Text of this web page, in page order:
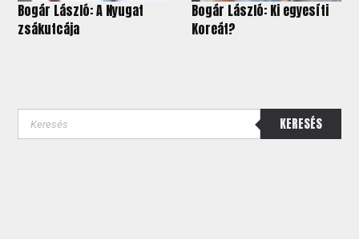
Bogár László: A Nyugat
zsákutcája
Bogár László: Ki egyesíti
Koreát?
KERESÉS